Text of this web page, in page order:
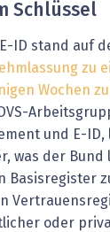
Schlüssel
ID stand auf
zu
Wochen
und E-
was der Bund
Basisregister
oder